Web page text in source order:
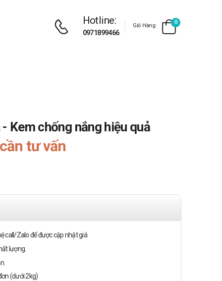
Hotline:
0971899466
Giỏ Hàng:
0
Kem chống nắng hiệu quả
tư vấn
call/Zalo để được cập nhật giá
lượng.
(dưới 2kg)